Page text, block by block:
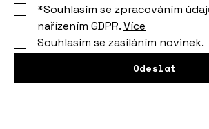
*Souhlasím se zpracováním
nařízením GDPR.Více
Souhlasím se zasíláním novinek.
Odeslat